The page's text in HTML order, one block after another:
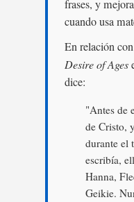
frases, y
cuando usa
En relación
Desire of Ages
dice:
"Antes de
de Cristo,
durante el
escribía,
Hanna,
Geikie.